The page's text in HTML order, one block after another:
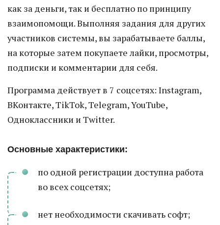
как за деньги, так и бесплатно по принципу
взаимопомощи. Выполняя задания для других
участников системы, вы зарабатываете баллы,
на которые затем покупаете лайки, просмотры,
подписки и комментарии для себя.
Программа действует в 7 соцсетях: Instagram,
ВКонтакте, TikTok, Telegram, YouTube,
Одноклассники и Twitter.
Основные характеристики:
по одной регистрации доступна работа
во всех соцсетях;
нет необходимости скачивать софт;